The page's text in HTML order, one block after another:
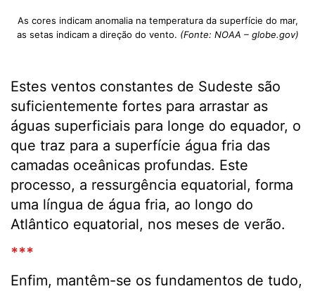
As cores indicam anomalia na temperatura da superfície do mar,
as setas indicam a direção do vento. (Fonte: NOAA – globe.gov)
Estes ventos constantes de Sudeste são
suficientemente fortes para arrastar as
águas superficiais para longe do equador, o
que traz para a superfície água fria das
camadas oceânicas profundas. Este
processo, a ressurgência equatorial, forma
uma língua de água fria, ao longo do
Atlântico equatorial, nos meses de verão.
***
Enfim, mantêm-se os fundamentos de tudo,